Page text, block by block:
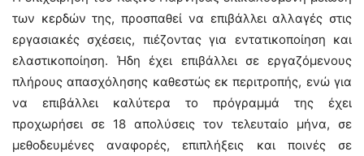
των κερδών της, προσπαθεί να επιβάλλει αλλαγές στις
εργασιακές σχέσεις, πιέζοντας για εντατικοποίηση και
ελαστικοποίηση. Ήδη έχει επιβάλλει σε εργαζόμενους
πλήρους απασχόλησης καθεστώς εκ περιτροπής, ενώ για
να επιβάλλει καλύτερα το πρόγραμμά της έχει
προχωρήσει σε 18 απολύσεις τον τελευταίο μήνα, σε
μεθοδευμένες αναφορές, επιπλήξεις και ποινές σε